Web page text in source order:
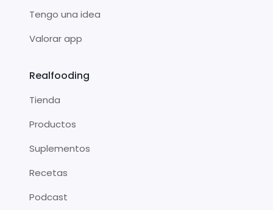
Tengo una idea
Valorar app
Realfooding
Tienda
Productos
Suplementos
Recetas
Podcast